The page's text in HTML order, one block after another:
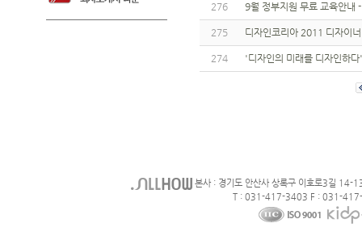
276 9월 정부지원 무료 교육안내
275 디자인코리아 2011 디자이
274 '디자인의 미래를 디자인하
본사 : 경기도 안산사 상록구 이호로3길 14-
T : 031-417-3403 F : 031-